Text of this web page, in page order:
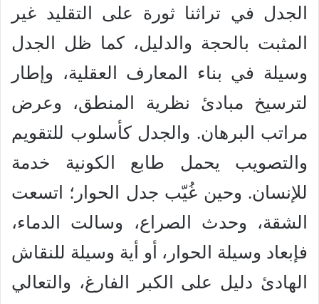
الجدل في تراثنا ثورة على التقليد غير
المثبت بالحجة والدليل، كما ظل الجدل
وسيلة في بناء المعارف العقلية، وإطار
لترسيخ مبادئ نظرية المنطق، وعرض
مراتب البرهان. والجدل كأسلوب للتقويم
والتصويب يحمل طابع الكونية خدمة
للإنسان. وحين غُيّب جدل الحوار؛ اتسعت
الشقة، وحدث الصراع، وسالت الدماء،
فإبعاد وسيلة الحوار، أو أية وسيلة للنقاش
الهادئ دليل على الكبر الفارغ، والتعالي